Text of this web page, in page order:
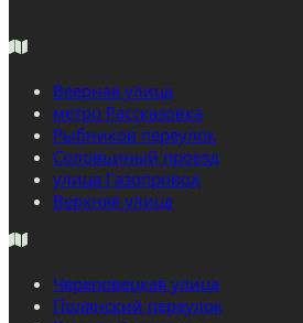
Веерная улица
метро Рассказовка
Рыбников переулок
Соловьиный проезд
улица Газопровод
Верхняя улица
Череповецкая улица
Полянский переулок